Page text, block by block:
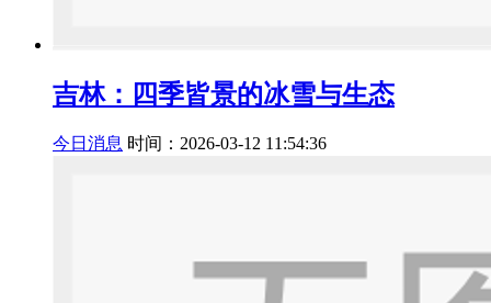
吉林：四季皆景的冰雪与生态
今日消息 时间：2026-03-12 11:54:36